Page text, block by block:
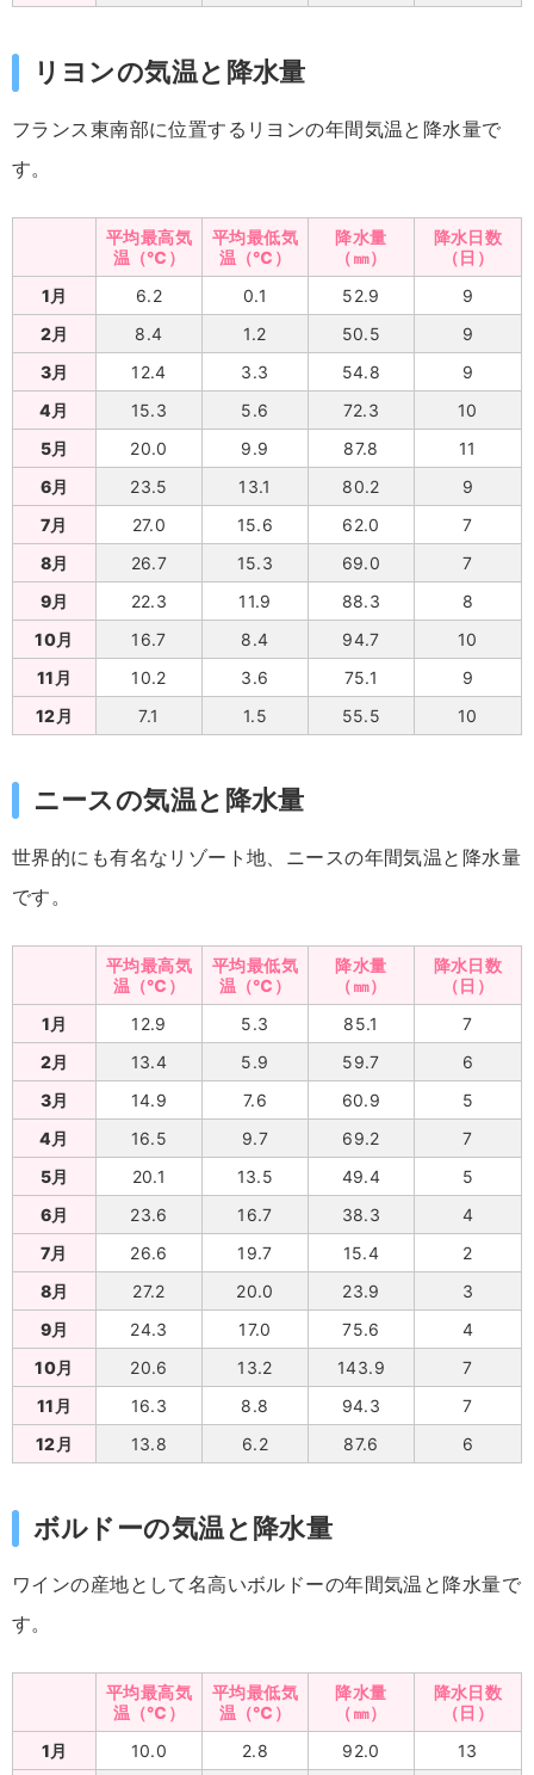
リヨンの気温と降水量
フランス東南部に位置するリヨンの年間気温と降水量で
す。
平均最高気
温（℃）
平均最低気
温（℃）
降水量
（㎜）
降水日数
（日）
1月
6.2 0.1 52.9
9
2月
8.4 1.2 50.5
9
3月
12.4 3.3 54.8
9
4月
15.3 5.6 72.3
10
5月
20.0 9.9 87.8
11
6月
23.5 13.1 80.2
9
7月
27.0 15.6 62.0
7
8月
26.7 15.3 69.0
7
9月
22.3 11.9 88.3
8
10月
16.7 8.4 94.7
10
11月
10.2 3.6 75.1
9
12月
7.1 1.5 55.5 10
ニースの気温と降水量
世界的にも有名なリゾート地、ニースの年間気温と降水量
です。
平均最高気
温（℃）
平均最低気
温（℃）
降水量
（㎜）
降水日数
（日）
1月
12.9 5.3 85.1
7
2月
13.4 5.9 59.7
6
3月
14.9 7.6 60.9
5
4月
16.5 9.7 69.2
7
5月
20.1 13.5 49.4
5
6月
23.6 16.7 38.3
4
7月
26.6 19.7 15.4
2
8月
27.2 20.0 23.9
3
9月
24.3 17.0 75.6
4
10月
20.6 13.2 143.9
7
11月
16.3 8.8 94.3
7
12月
13.8 6.2 87.6 6
ボルドーの気温と降水量
ワインの産地として名高いボルドーの年間気温と降水量で
す。
平均最高気
温（℃）
平均最低気
温（℃）
降水量
（㎜）
降水日数
（日）
1月
10.0 2.8 92.0 13